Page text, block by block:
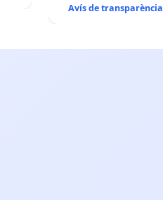
Avís de transparència